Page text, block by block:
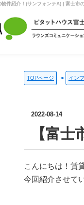
物件紹介！(サンフォンテA) | 富士市
TOPページ イン
2022-08-14
【富
こんにちは！賃
今回紹介させて